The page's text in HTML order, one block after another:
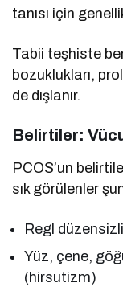
tanısı için
Tabii teşhiste
bozuklukları,
de dışlanır.
Belirtiler:
PCOS’un
sık görülenler
Regl
Yüz, çene,
(hirsutizm)